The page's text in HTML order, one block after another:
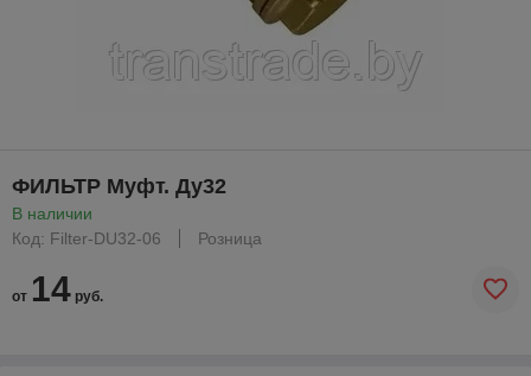
ФИЛЬТР Муфт. Ду32
В наличии
Код: Filter-DU32-06
Розница
от 14 руб.